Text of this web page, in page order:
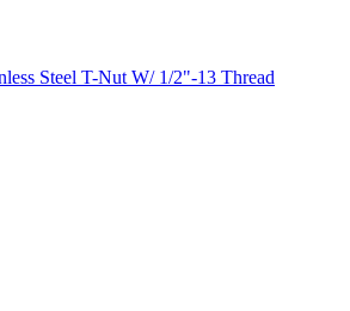
Steel T-Nut W/ 1/2"-13 Thread